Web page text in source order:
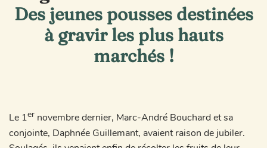
Des jeunes pousses destinées
à gravir les plus hauts
marchés !
Le 1er novembre dernier, Marc-André Bouchard et sa
conjointe, Daphnée Guillemant, avaient raison de jubiler.